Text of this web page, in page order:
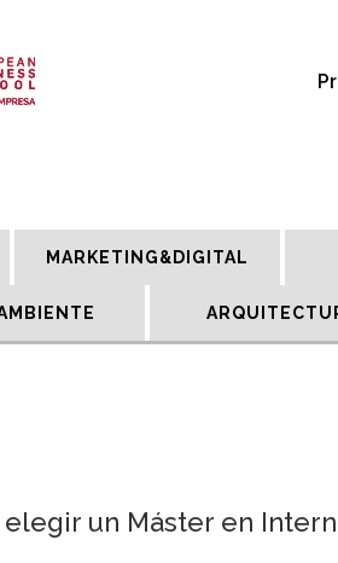
MARKETING&DIGITAL
elegir un Máster en